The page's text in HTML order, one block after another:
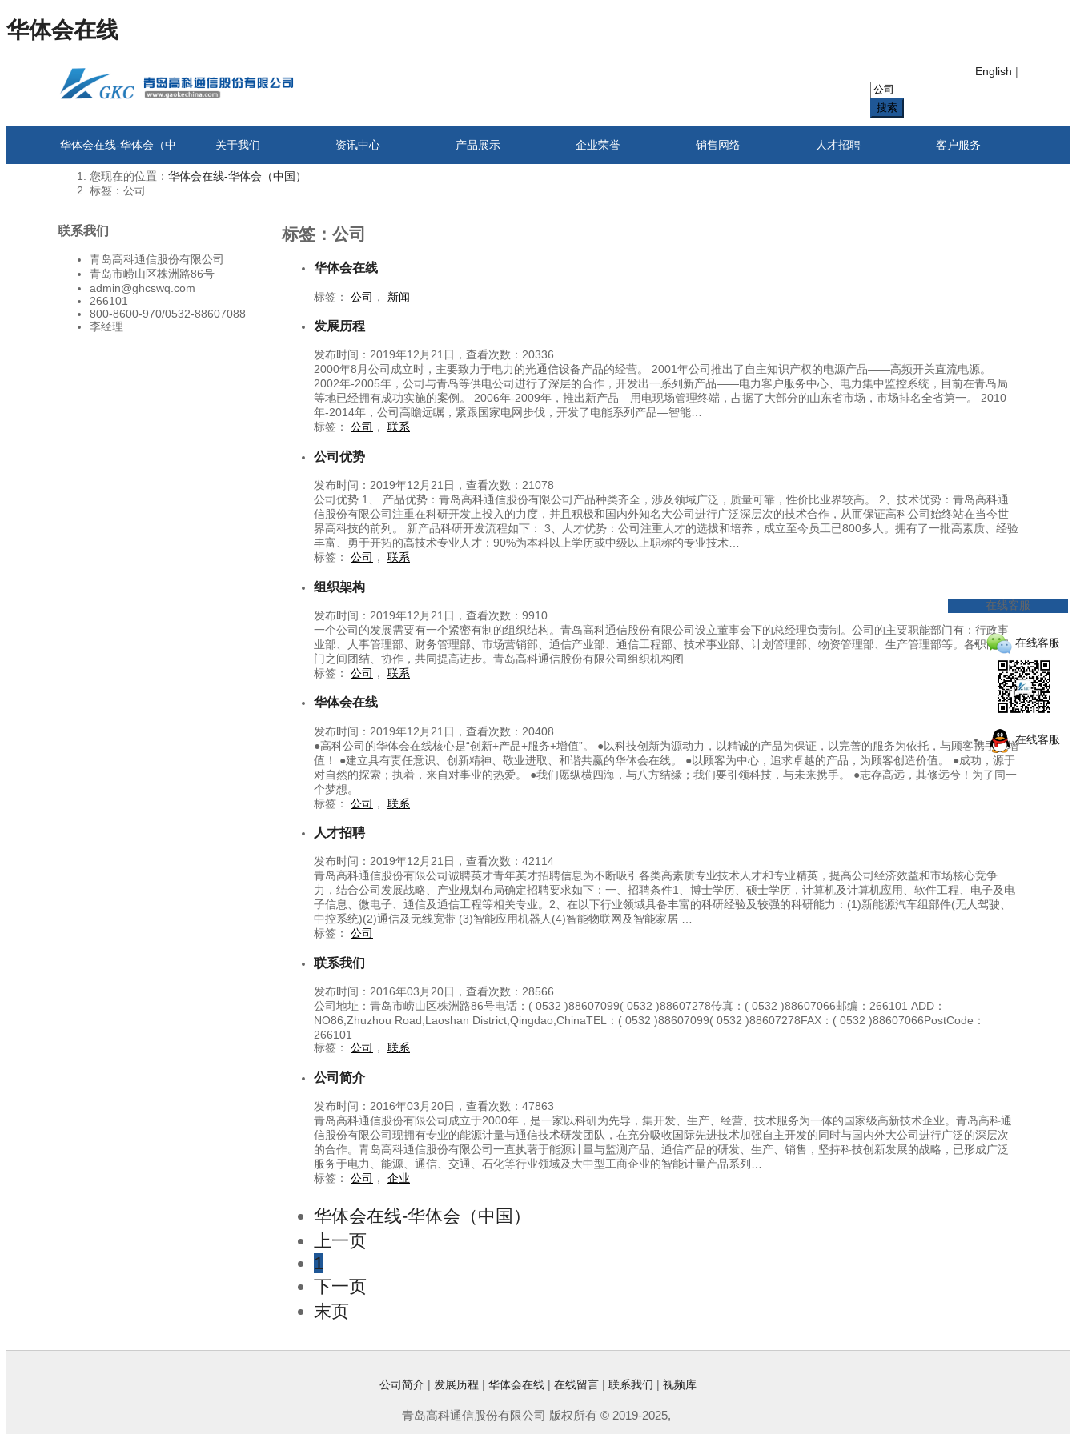
华体会在线
English |
搜索
华体会在线-华体会（中
国）
关于我们 资讯中心 产品展示 企业荣誉 销售网络 人才招聘 客户服务
您现在的位置： 华体会在线-华体会（中国）
标签：公司
联系我们
青岛高科通信股份有限公司
青岛市崂山区株洲路86号
admin@ghcswq.com
266101
800-8600-970/0532-88607088
李经理
标签：公司
华体会在线
标签： 公司 ， 新闻
发展历程
发布时间：2019年12月21日，查看次数：20336
2000年8月公司成立时，主要致力于电力的光通信设备产品的经营。 2001年公司推出了自主知识产权的电源产品——高频开关直流电源。
2002年-2005年，公司与青岛等供电公司进行了深层的合作，开发出一系列新产品——电力客户服务中心、电力集中监控系统，目前在青岛局
等地已经拥有成功实施的案例。 2006年-2009年，推出新产品—用电现场管理终端，占据了大部分的山东省市场，市场排名全省第一。 2010
年-2014年，公司高瞻远瞩，紧跟国家电网步伐，开发了电能系列产品—智能…
标签： 公司 ， 联系
公司优势
发布时间：2019年12月21日，查看次数：21078
公司优势 1、 产品优势：青岛高科通信股份有限公司产品种类齐全，涉及领域广泛，质量可靠，性价比业界较高。 2、技术优势：青岛高科通
信股份有限公司注重在科研开发上投入的力度，并且积极和国内外知名大公司进行广泛深层次的技术合作，从而保证高科公司始终站在当今世
界高科技的前列。 新产品科研开发流程如下： 3、人才优势：公司注重人才的选拔和培养，成立至今员工已800多人。拥有了一批高素质、经验
丰富、勇于开拓的高技术专业人才：90%为本科以上学历或中级以上职称的专业技术…
标签： 公司 ， 联系
组织架构
发布时间：2019年12月21日，查看次数：9910
一个公司的发展需要有一个紧密有制的组织结构。青岛高科通信股份有限公司设立董事会下的总经理负责制。公司的主要职能部门有：行政事
业部、人事管理部、财务管理部、市场营销部、通信产业部、通信工程部、技术事业部、计划管理部、物资管理部、生产管理部等。各职能部
门之间团结、协作，共同提高进步。青岛高科通信股份有限公司组织机构图
标签： 公司 ， 联系
华体会在线
发布时间：2019年12月21日，查看次数：20408
●高科公司的华体会在线核心是“创新+产品+服务+增值”。 ●以科技创新为源动力，以精诚的产品为保证，以完善的服务为依托，与顾客携手共增
值！ ●建立具有责任意识、创新精神、敬业进取、和谐共赢的华体会在线。 ●以顾客为中心，追求卓越的产品，为顾客创造价值。 ●成功，源于
对自然的探索；执着，来自对事业的热爱。 ●我们愿纵横四海，与八方结缘；我们要引领科技，与未来携手。 ●志存高远，其修远兮！为了同一
个梦想。
标签： 公司 ， 联系
人才招聘
发布时间：2019年12月21日，查看次数：42114
青岛高科通信股份有限公司诚聘英才青年英才招聘信息为不断吸引各类高素质专业技术人才和专业精英，提高公司经济效益和市场核心竞争
力，结合公司发展战略、产业规划布局确定招聘要求如下：一、招聘条件1、博士学历、硕士学历，计算机及计算机应用、软件工程、电子及电
子信息、微电子、通信及通信工程等相关专业。2、在以下行业领域具备丰富的科研经验及较强的科研能力：(1)新能源汽车组部件(无人驾驶、
中控系统)(2)通信及无线宽带 (3)智能应用机器人(4)智能物联网及智能家居 …
标签： 公司
联系我们
发布时间：2016年03月20日，查看次数：28566
公司地址：青岛市崂山区株洲路86号电话：( 0532 )88607099( 0532 )88607278传真：( 0532 )88607066邮编：266101 ADD：
NO86,Zhuzhou Road,Laoshan District,Qingdao,ChinaTEL：( 0532 )88607099( 0532 )88607278FAX：( 0532 )88607066PostCode：
266101
标签： 公司 ， 联系
公司简介
发布时间：2016年03月20日，查看次数：47863
青岛高科通信股份有限公司成立于2000年，是一家以科研为先导，集开发、生产、经营、技术服务为一体的国家级高新技术企业。青岛高科通
信股份有限公司现拥有专业的能源计量与通信技术研发团队，在充分吸收国际先进技术加强自主开发的同时与国内外大公司进行广泛的深层次
的合作。青岛高科通信股份有限公司一直执著于能源计量与监测产品、通信产品的研发、生产、销售，坚持科技创新发展的战略，已形成广泛
服务于电力、能源、通信、交通、石化等行业领域及大中型工商企业的智能计量产品系列…
标签： 公司 ， 企业
华体会在线-华体会（中国）
上一页
1
下一页
末页
公司简介 | 发展历程 | 华体会在线 | 在线留言 | 联系我们 | 视频库
青岛高科通信股份有限公司 版权所有 © 2019-2025,
在线客服
在线客服
在线客服